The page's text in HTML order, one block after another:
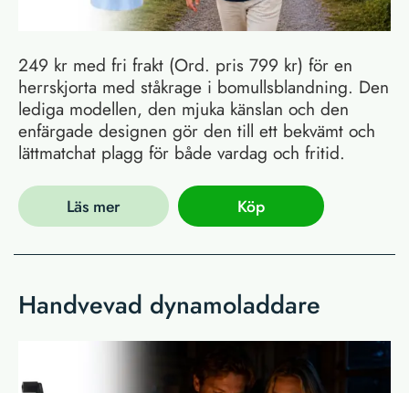
249 kr med fri frakt (Ord. pris 799 kr) för en
herrskjorta med ståkrage i bomullsblandning. Den
lediga modellen, den mjuka känslan och den
enfärgade designen gör den till ett bekvämt och
lättmatchat plagg för både vardag och fritid.
Läs mer Köp
Handvevad dynamoladdare